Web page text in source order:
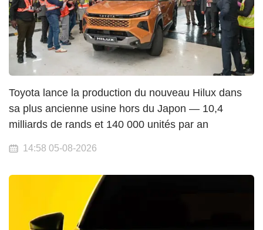
Toyota lance la production du nouveau Hilux dans
sa plus ancienne usine hors du Japon — 10,4
milliards de rands et 140 000 unités par an
14:58 05-08-2026